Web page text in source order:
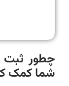
شما کمک